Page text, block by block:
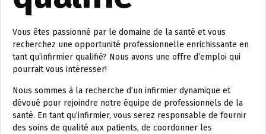
Vous êtes passionné par le domaine de la santé et vous
recherchez une opportunité professionnelle enrichissante en
tant qu’infirmier qualifié? Nous avons une offre d’emploi qui
pourrait vous intéresser!
Nous sommes à la recherche d’un infirmier dynamique et
dévoué pour rejoindre notre équipe de professionnels de la
santé. En tant qu’infirmier, vous serez responsable de fournir
des soins de qualité aux patients, de coordonner les